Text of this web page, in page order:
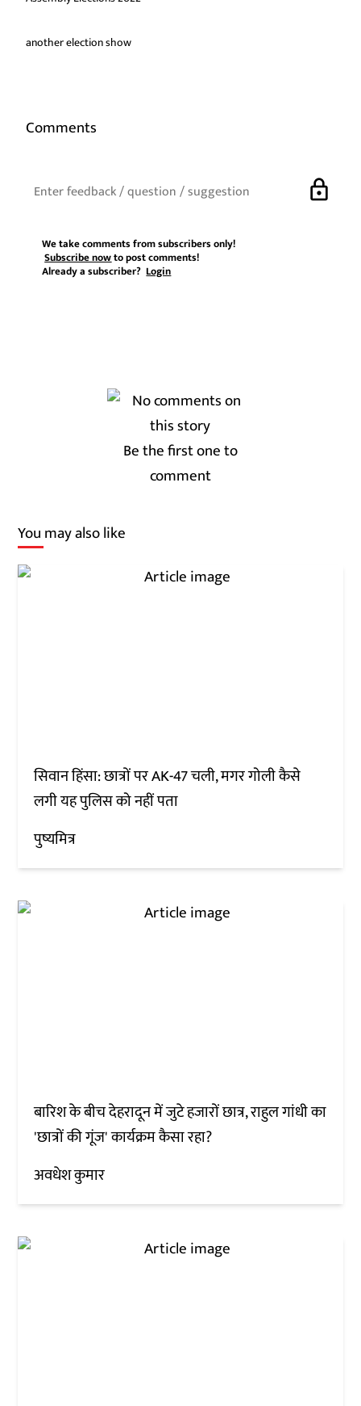
another election show
Comments
lock
We take comments from subscribers only!
Subscribe nowto post comments!
Already a subscriber?Login
Be the first one to
comment
You may also like
सिवान हिंसा: छात्रों पर AK-47 चली, मगर गोली कैसे
लगी यह पुलिस को नहीं पता
पुष्यमित्र
बारिश के बीच देहरादून में जुटे हजारों छात्र, राहुल गांधी का
'छात्रों की गूंज' कार्यक्रम कैसा रहा?
अवधेश कुमार